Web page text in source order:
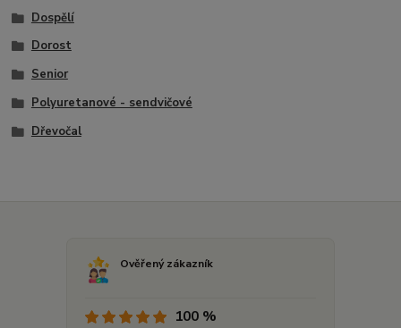
Dospělí
Dorost
Senior
Polyuretanové - sendvičové
Dřevočal
Ověřený zákazník
100 %